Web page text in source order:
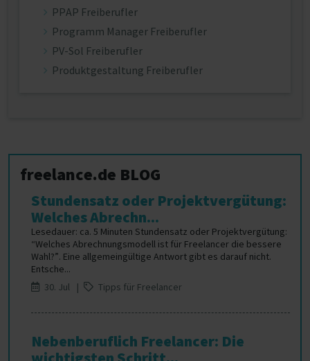
PPAP Freiberufler
Programm Manager Freiberufler
PV-Sol Freiberufler
Produktgestaltung Freiberufler
freelance.de BLOG
Stundensatz oder Projektvergütung:
Welches Abrechn...
Lesedauer: ca. 5 Minuten Stundensatz oder Projektvergütung:
“Welches Abrechnungsmodell ist für Freelancer die bessere
Wahl?”. Eine allgemeingültige Antwort gibt es darauf nicht.
Entsche...
30. Jul |
Tipps für Freelancer
Nebenberuflich Freelancer: Die